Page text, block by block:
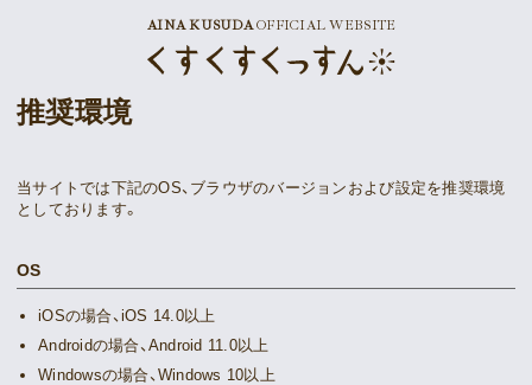
AINA KUSUDAOFFICIAL WEBSITE
Schedule
Profile
推奨環境
当サイトでは下記のOS、ブラウザのバージョンおよび設定を推奨環境
としております。
OS
iOSの場合、iOS 14.0以上
Androidの場合、Android 11.0以上
Windowsの場合、Windows 10以上